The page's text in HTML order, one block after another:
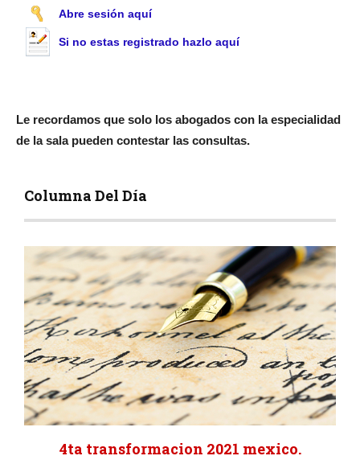
Abre sesión aquí
Si no estas registrado hazlo aquí
Le recordamos que solo los abogados con la especialidad
de la sala pueden contestar las consultas.
Columna Del Día
4ta transformacion 2021 mexico.